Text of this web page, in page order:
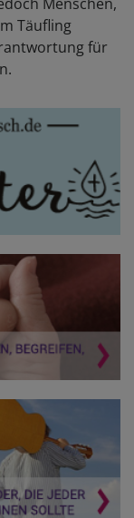
Täufling
für